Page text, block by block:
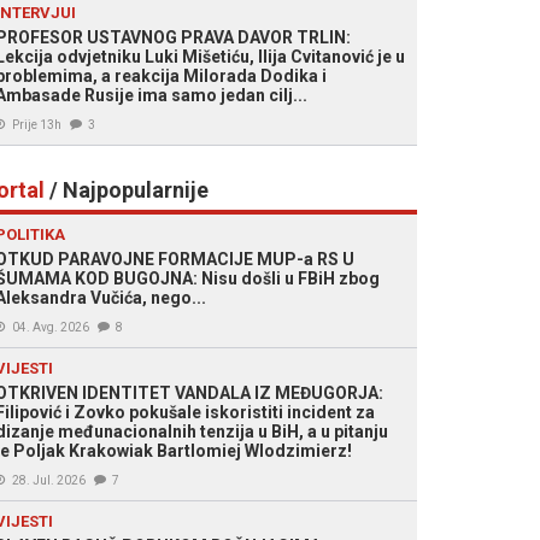
USTAVNOG PRAVA DAVOR TRLIN:
odvjetniku Luki Mišetiću, Ilija Cvitanović je u
a reakcija Milorada Dodika i
Rusije ima samo jedan cilj...
Prije 13h 3
/ Najpopularnije
PARAVOJNE FORMACIJE MUP-a RS U
KOD BUGOJNA: Nisu došli u FBiH zbog
Vučića, nego...
04. Avg. 2026 8
IDENTITET VANDALA IZ MEĐUGORJA:
i Zovko pokušale iskoristiti incident za
međunacionalnih tenzija u BiH, a u pitanju
Poljak Krakowiak Bartlomiej Wlodzimierz!
28. Jul. 2026 7